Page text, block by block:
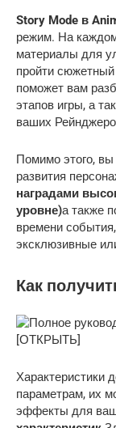
Story Mode в
режим. На
материалы для
пройти
поможет вам
этапов игры, а
ваших
Помимо этого, вы
развития
наградами
уровне)а также
времени
эксклюзивные
Как
Характеристики
параметрам, их
эффекты для